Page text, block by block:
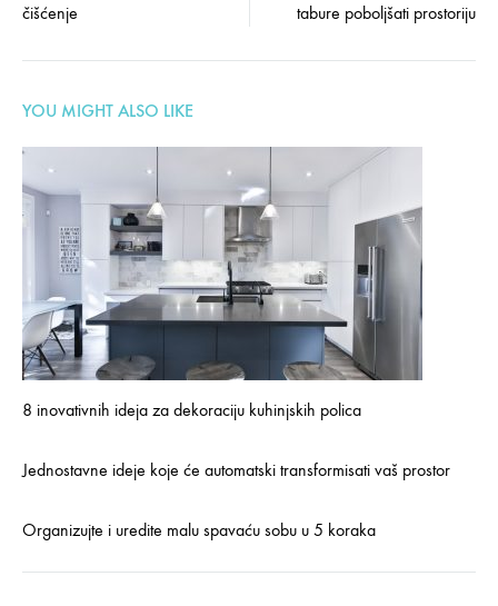
navigation
čišćenje
tabure poboljšati prostoriju
YOU MIGHT ALSO LIKE
8 inovativnih ideja za dekoraciju kuhinjskih polica
Jednostavne ideje koje će automatski transformisati vaš prostor
Organizujte i uredite malu spavaću sobu u 5 koraka